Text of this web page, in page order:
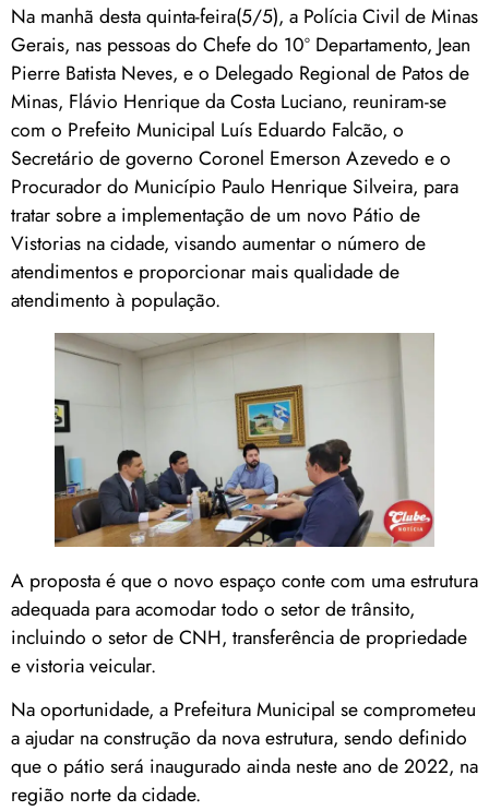
Na manhã desta quinta-feira(5/5), a Polícia Civil de Minas
Gerais, nas pessoas do Chefe do 10º Departamento, Jean
Pierre Batista Neves, e o Delegado Regional de Patos de
Minas, Flávio Henrique da Costa Luciano, reuniram-se
com o Prefeito Municipal Luís Eduardo Falcão, o
Secretário de governo Coronel Emerson Azevedo e o
Procurador do Município Paulo Henrique Silveira, para
tratar sobre a implementação de um novo Pátio de
Vistorias na cidade, visando aumentar o número de
atendimentos e proporcionar mais qualidade de
atendimento à população.
A proposta é que o novo espaço conte com uma estrutura
adequada para acomodar todo o setor de trânsito,
incluindo o setor de CNH, transferência de propriedade
e vistoria veicular.
Na oportunidade, a Prefeitura Municipal se comprometeu
a ajudar na construção da nova estrutura, sendo definido
que o pátio será inaugurado ainda neste ano de 2022, na
região norte da cidade.